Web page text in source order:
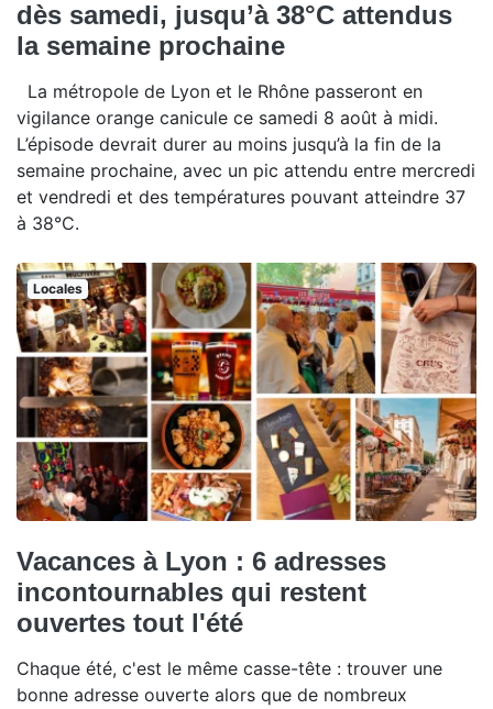
dès samedi, jusqu’à 38°C attendus
la semaine prochaine
La métropole de Lyon et le Rhône passeront en
vigilance orange canicule ce samedi 8 août à midi.
L’épisode devrait durer au moins jusqu’à la fin de la
semaine prochaine, avec un pic attendu entre mercredi
et vendredi et des températures pouvant atteindre 37
à 38°C.
Locales
Vacances à Lyon : 6 adresses
incontournables qui restent
ouvertes tout l'été
Chaque été, c'est le même casse-tête : trouver une
bonne adresse ouverte alors que de nombreux